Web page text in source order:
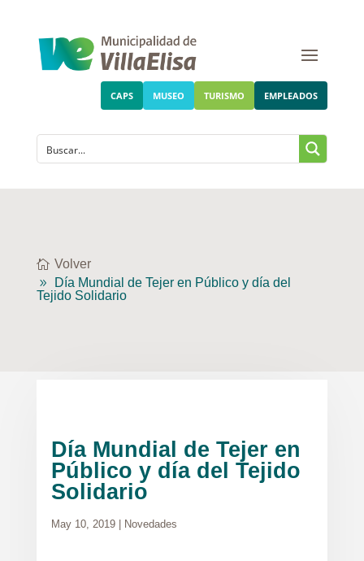
CAPS MUSEO TURISMO EMPLEADOS
Volver
Día Mundial de Tejer en Público y día del
Tejido Solidario
Día Mundial de Tejer en
Público y día del Tejido
Solidario
May 10, 2019| Novedades